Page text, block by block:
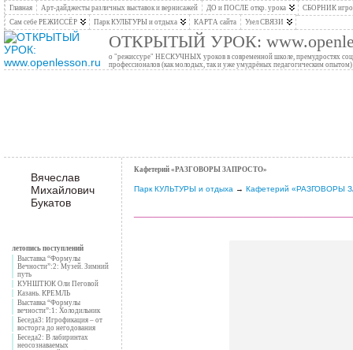
Главная Арт-дайджесты различных выставок и вернисажей ДО и ПОСЛЕ откр. урока
СБОРНИК
Сам себе РЕЖИССЁР
Парк КУЛЬТУРЫ и отдыха КАРТА сайта Узел СВЯЗИ
ОТКРЫТЫЙ УРОК:
о "режиссуре" НЕСКУЧНЫХ уроков в современной школе, премудростях
профессионалов (как молодых, так и уже умудрёных педагогическим опытом)
Вячеслав
Михайлович
Букатов
летопись поступлений
Выставка “Формулы
Вечности”:2: Музей. Зимний
путь
КУНШТЮК Оли Пеговой
Казань. КРЕМЛЬ
Выставка “Формулы
вечности”:1: Холодильник
Беседа3: Игрофикация – от
восторга до негодования
Беседа2: В лабиринтах
неосознаваемых
Кафетерий «РАЗГОВОРЫ ЗАПРОСТО»
Парк КУЛЬТУРЫ и отдыха→ Кафетерий «РАЗГОВОРЫ